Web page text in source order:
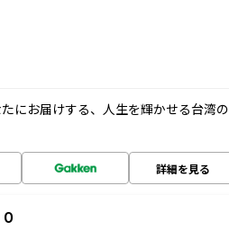
にお届けする、人生を輝かせる台湾の
詳細を見る